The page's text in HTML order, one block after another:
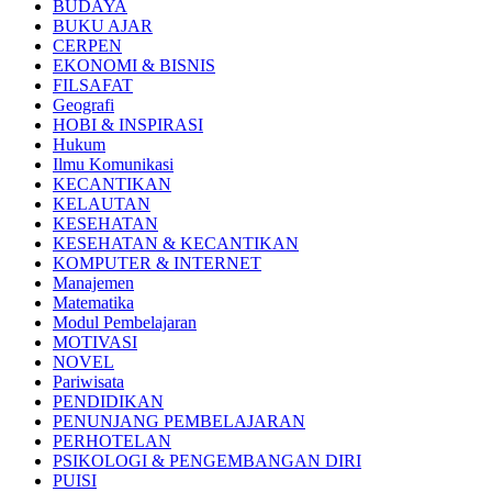
BUDAYA
BUKU AJAR
CERPEN
EKONOMI & BISNIS
FILSAFAT
Geografi
HOBI & INSPIRASI
Hukum
Ilmu Komunikasi
KECANTIKAN
KELAUTAN
KESEHATAN
KESEHATAN & KECANTIKAN
KOMPUTER & INTERNET
Manajemen
Matematika
Modul Pembelajaran
MOTIVASI
NOVEL
Pariwisata
PENDIDIKAN
PENUNJANG PEMBELAJARAN
PERHOTELAN
PSIKOLOGI & PENGEMBANGAN DIRI
PUISI